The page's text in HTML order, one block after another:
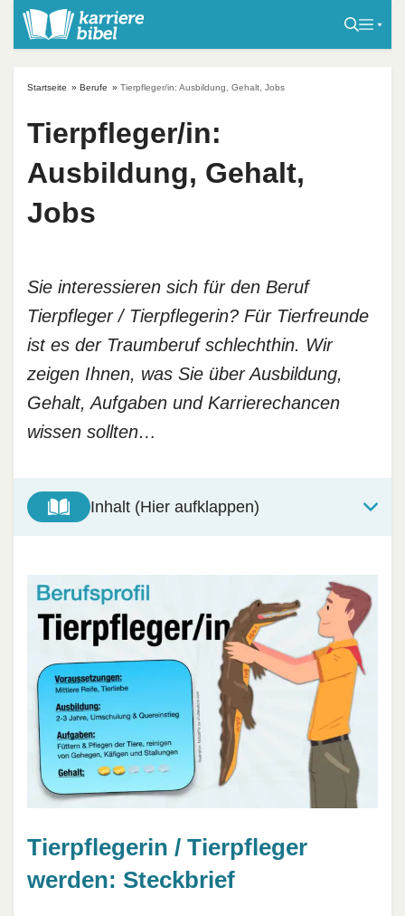
Startseite » Berufe » Tierpfleger/in: Ausbildung, Gehalt, Jobs
Tierpfleger/in:
Ausbildung, Gehalt,
Jobs
Sie interessieren sich für den Beruf
Tierpfleger / Tierpflegerin? Für Tierfreunde
ist es der Traumberuf schlechthin. Wir
zeigen Ihnen, was Sie über Ausbildung,
Gehalt, Aufgaben und Karrierechancen
wissen sollten…
Inhalt (Hier aufklappen)
Tierpflegerin / Tierpfleger
werden: Steckbrief